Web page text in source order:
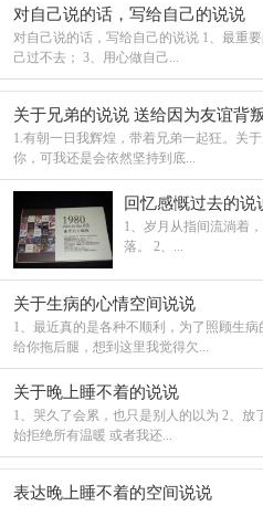
对自己说的话，写给自己的说说
对自己说的话，写给自己的说说 1、最重
己过不去； 3、用心做自己...
关于兄弟的说说 送给因为友谊背
1.有朝一日我辉煌，带着兄弟一起狂。关
你，可我还是会依然坚持到底...
回忆感慨过去的说
1、岁月从指间流淌着
落。 2、...
关于生病的心情空间说说
1、最近真的是各种不顺利，为了照顾生
给你拖后腿，想到这里我觉得欠...
关于晚上睡不着的说说
1、哭久了会累，也只是别人的以为 2、
始拒绝所有温暖 或者我还...
表达晚上睡不着的空间说说